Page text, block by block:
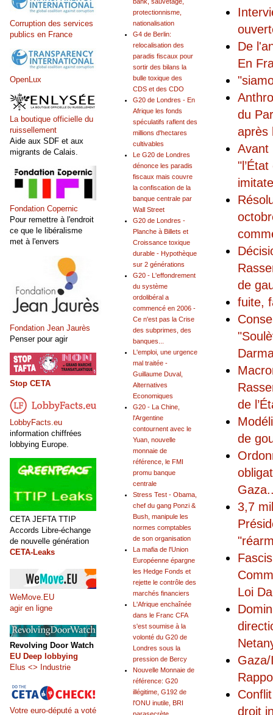
De
En
du
après
Avant
de
fuite,
de
de
Gaza
3,7
Loi
droit
protectionnisme,
nationalisation
G4 de Berlin:
relocalisation des
paradis fiscaux pour
sortir des bilans la
bulle toxique des
CDS et des CDO
G20 de Londres - En
Afrique les fonds
spéculatifs raflent des
millions d'hectares
cultivables
Le G20 de Londres
dénonce les paradis
fiscaux mais couvre
la confiscation de la
banque centrale par
Wall Street
G20 de Londres -
Planche à Billets et
Croissance toxique
durable - Hypothèque
sur 2 générations
G20 - L'effondrement
du système
ordolibéral a
commencé en 2006 -
Ce n'est pas la Crise
des subprimes, des
banques...
L'emploi, une urgence
mal traitée -
Guillaume Duval,
Alternatives
Economiques
G20 - La Chine,
l'Argentine
contournent avec le
Yuan, nouvelle
monnaie de
référence, le FMI
promu banque
centrale
Stress Test - Obama,
chef du gang Ponzi &
Bush, manipule les
normes comptables
de son organisation
La mafia de l'Union
Européenne épargne
les Hedge Fonds et
rejette le contrôle des
marchés financiers
L'Afrique enchaînée
dans le Franc CFA
s'est soumise à la
volonté du G20 de
Londres sous la
pression de Bercy
Nouvelle Monnaie de
référence: G20
illégitime, G192 de
l'ONU inutile, BRI
Corruption des services
publics en France
OpenLux
La boutique officielle du
ruissellement
Aide aux SDF et aux
migrants de Calais.
Fondation Copernic
Pour remettre à l'endroit
ce que le libéralisme
met à l'envers
Fondation Jean Jaurès
Penser pour agir
Stop CETA
LobbyFacts.eu
information chiffrées
lobbying Europe.
CETA JEFTA TTIP
Accords Libre-échange
de nouvelle génération
CETA-Leaks
WeMove.EU
agir en ligne
Revolving Door Watch
EU Deep lobbying
Elus <> Industrie
Votre euro-député a voté